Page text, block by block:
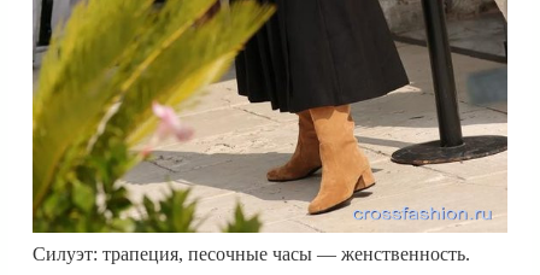
Силуэт: трапеция, песочные часы — женственность.